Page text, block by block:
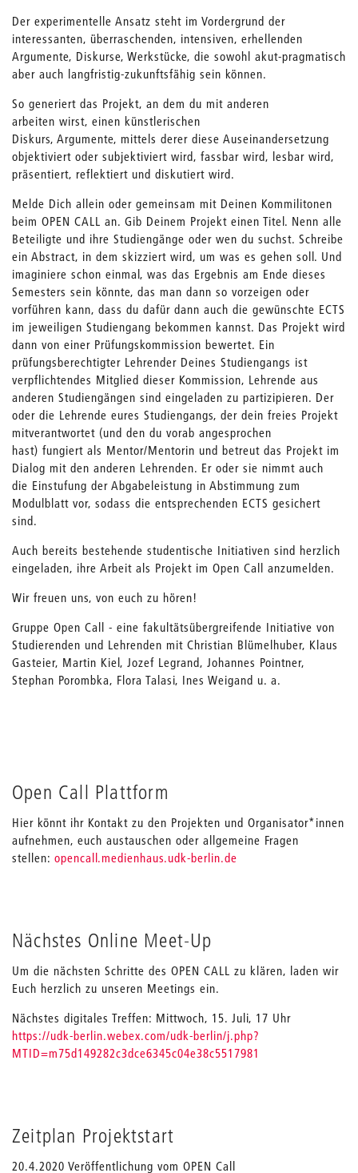
Der experimentelle Ansatz steht im Vordergrund der
interessanten, überraschenden, intensiven, erhellenden
Argumente, Diskurse, Werkstücke, die sowohl akut-pragmatisch
aber auch langfristig-zukunftsfähig sein können.
So generiert das Projekt, an dem du mit anderen
arbeiten wirst, einen künstlerischen
Diskurs, Argumente, mittels derer diese Auseinandersetzung
objektiviert oder subjektiviert wird, fassbar wird, lesbar wird,
präsentiert, reflektiert und diskutiert wird.
Melde Dich allein oder gemeinsam mit Deinen Kommilitonen
beim OPEN CALL an. Gib Deinem Projekt einen Titel. Nenn alle
Beteiligte und ihre Studiengänge oder wen du suchst. Schreibe
ein Abstract, in dem skizziert wird, um was es gehen soll. Und
imaginiere schon einmal, was das Ergebnis am Ende dieses
Semesters sein könnte, das man dann so vorzeigen oder
vorführen kann, dass du dafür dann auch die gewünschte ECTS
im jeweiligen Studiengang bekommen kannst. Das Projekt wird
dann von einer Prüfungskommission bewertet. Ein
prüfungsberechtigter Lehrender Deines Studiengangs ist
verpflichtendes Mitglied dieser Kommission, Lehrende aus
anderen Studiengängen sind eingeladen zu partizipieren. Der
oder die Lehrende eures Studiengangs, der dein freies Projekt
mitverantwortet (und den du vorab angesprochen
hast) fungiert als Mentor/Mentorin und betreut das Projekt im
Dialog mit den anderen Lehrenden. Er oder sie nimmt auch
die Einstufung der Abgabeleistung in Abstimmung zum
Modulblatt vor, sodass die entsprechenden ECTS gesichert
sind.
Auch bereits bestehende studentische Initiativen sind herzlich
eingeladen, ihre Arbeit als Projekt im Open Call anzumelden.
Wir freuen uns, von euch zu hören!
Gruppe Open Call - eine fakultätsübergreifende Initiative von
Studierenden und Lehrenden mit Christian Blümelhuber, Klaus
Gasteier, Martin Kiel, Jozef Legrand, Johannes Pointner,
Stephan Porombka, Flora Talasi, Ines Weigand u. a.
Open Call Plattform
Hier könnt ihr Kontakt zu den Projekten und Organisator*innen
aufnehmen, euch austauschen oder allgemeine Fragen
stellen: opencall.medienhaus.udk-berlin.de
Nächstes Online Meet-Up
Um die nächsten Schritte des OPEN CALL zu klären, laden wir
Euch herzlich zu unseren Meetings ein.
Nächstes digitales Treffen: Mittwoch, 15. Juli, 17 Uhr
https://udk-berlin.webex.com/udk-berlin/j.php?
MTID=m75d149282c3dce6345c04e38c5517981
Zeitplan Projektstart
20.4.2020 Veröffentlichung vom OPEN Call